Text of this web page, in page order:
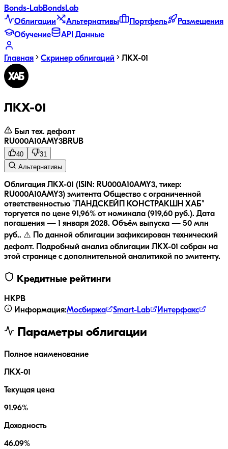
Bonds-LabBondsLab
Облигации
Альтернативы Портфель
Размещения
Обучение
API Данные
Главная Скринер облигаций ЛКХ-01
ЛКХ-01
Был тех. дефолт
RU000A10AMY3BRUB
40
31
Альтернативы
Облигация ЛКХ-01 (ISIN: RU000A10AMY3, тикер:
RU000A10AMY3) эмитента Общество с ограниченной
ответственностью "ЛАНДСКЕЙП КОНСТРАКШН ХАБ"
торгуется по цене 91,96% от номинала (919,60 руб.). Дата
погашения — 1 января 2028. Объём выпуска — 50 млн
руб.. ⚠️ По данной облигации зафиксирован технический
дефолт.
Подробный анализ облигации ЛКХ-01 собран на
этой странице с дополнительной аналитикой по эмитенту.
Кредитные рейтинги
НКРB
Информация:Мосбиржа Smart-Lab Интерфакс
Параметры облигации
Полное наименование
ЛКХ-01
Текущая цена
91.96%
Доходность
46.09%